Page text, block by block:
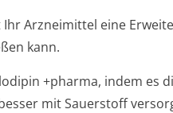
Arzneimittel eine
kann.
+pharma, indem es
mit Sauerstoff